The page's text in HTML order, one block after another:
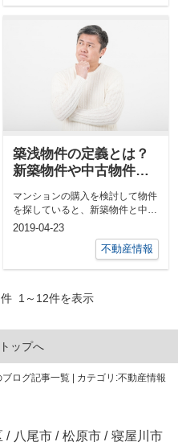
築浅物件の定義とは？
新築物件や中古物件と
マンションの購入を検討して物件
を探していると、新築物件と中古
物件のほかに、築浅物件という言
2019-04-23
不動産情報
件 1～12件を表示
ップへ
ログ記事一覧 | カテゴリ:不動産情報
/ 八尾市 / 松原市 / 寝屋川市